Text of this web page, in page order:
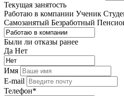
Текущая занятость
Работаю в компании Ученик
Самозанятый Безработный
Были ли отказы ранее
Да Нет
Имя
E-mail
Телефон*